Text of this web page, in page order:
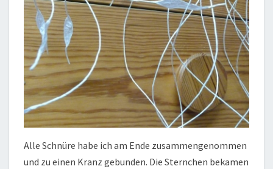
Alle Schnüre habe ich am Ende zusammengenommen
und zu einen Kranz gebunden. Die Sternchen bekamen